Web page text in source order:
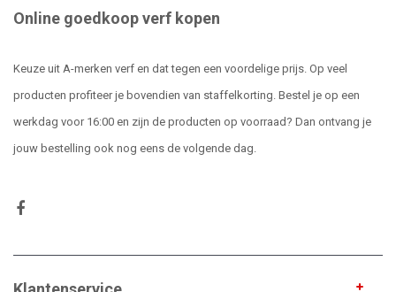
Online goedkoop verf kopen
Keuze uit A-merken verf en dat tegen een voordelige prijs. Op veel
producten profiteer je bovendien van staffelkorting. Bestel je op een
werkdag voor 16:00 en zijn de producten op voorraad? Dan ontvang je
jouw bestelling ook nog eens de volgende dag.